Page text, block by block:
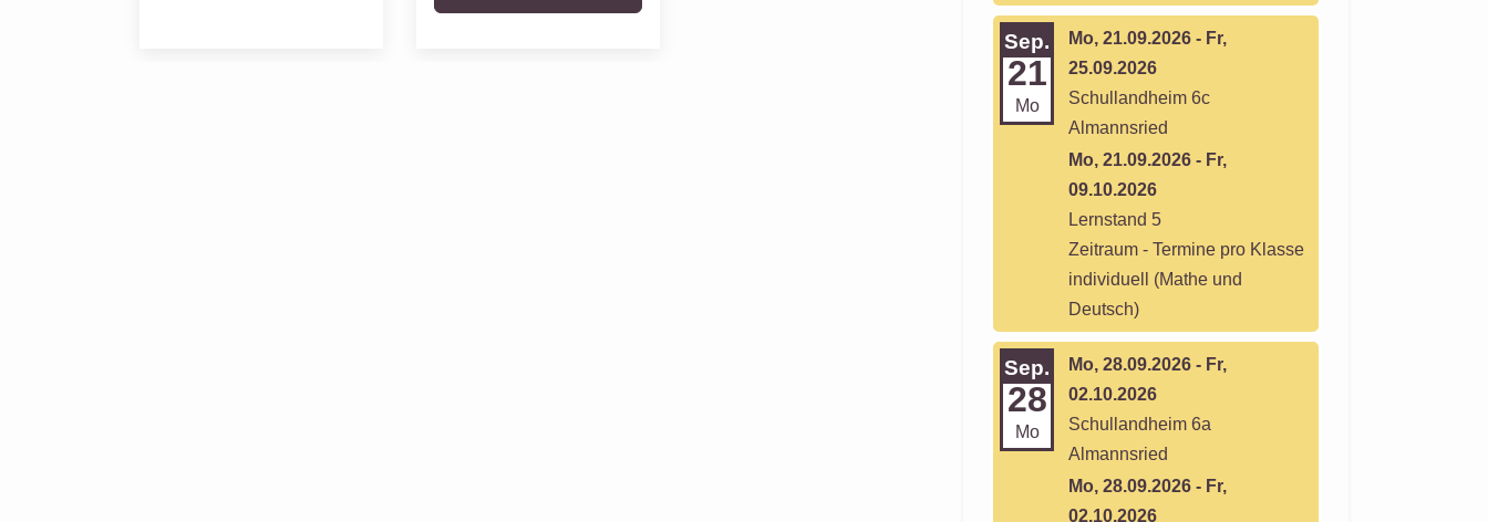
Sep.
21
Mo
Mo, 21.09.2026 - Fr,
25.09.2026
Schullandheim 6c
Almannsried
Mo, 21.09.2026 - Fr,
09.10.2026
Lernstand 5
Zeitraum - Termine pro Klasse
individuell (Mathe und
Deutsch)
Sep.
28
Mo
Mo, 28.09.2026 - Fr,
02.10.2026
Schullandheim 6a
Almannsried
Mo, 28.09.2026 - Fr,
02.10.2026